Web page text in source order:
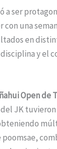
a ser
con una
en
y el
Open de
JK